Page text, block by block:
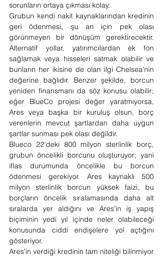
sorunların ortaya çıkması kolay.
Grubun kendi nakit kaynaklarından kredinin
geri ödenmesi, şu an için pek olası
görünmeyen bir dönüşüm gerektirecektir.
Alternatif yollar, yatırımcılardan ek fon
sağlamak veya hisseleri satmak olabilir ve
bunların her ikisine de olan ilgi Chelsea'nin
değerine bağlıdır. Benzer şekilde, borcun
yeniden finansmanı da söz konusu olabilir;
eğer BlueCo projesi değer yaratmıyorsa,
Ares veya başka bir kuruluş olsun, borç
verenlerin mevcut şartlardan daha uygun
şartlar sunması pek olası değildir.
Blueco 22'deki 800 milyon sterlinlik borç,
grubun öncelikli borcunu oluşturuyor; yani
iflas durumunda öncelikle bu borcun
ödenmesi gerekiyor. Ares kaynaklı 500
milyon sterlinlik borcun yüksek faizi, bu
borçların öncelik sıralamasında daha alt
sıralarda yer aldığını ve Ares'in iş yapış
biçiminin yedi yıl içinde neler olabileceği
konusunda ciddi endişelere yol açtığını
gösteriyor.
Ares'in verdiği kredinin tam niteliği bilinmiyor